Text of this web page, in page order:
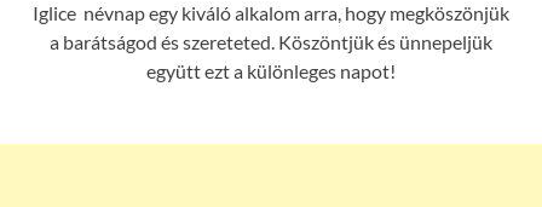
Iglice névnap egy kiváló alkalom arra, hogy megköszönjük
a barátságod és szereteted. Köszöntjük és ünnepeljük
együtt ezt a különleges napot!